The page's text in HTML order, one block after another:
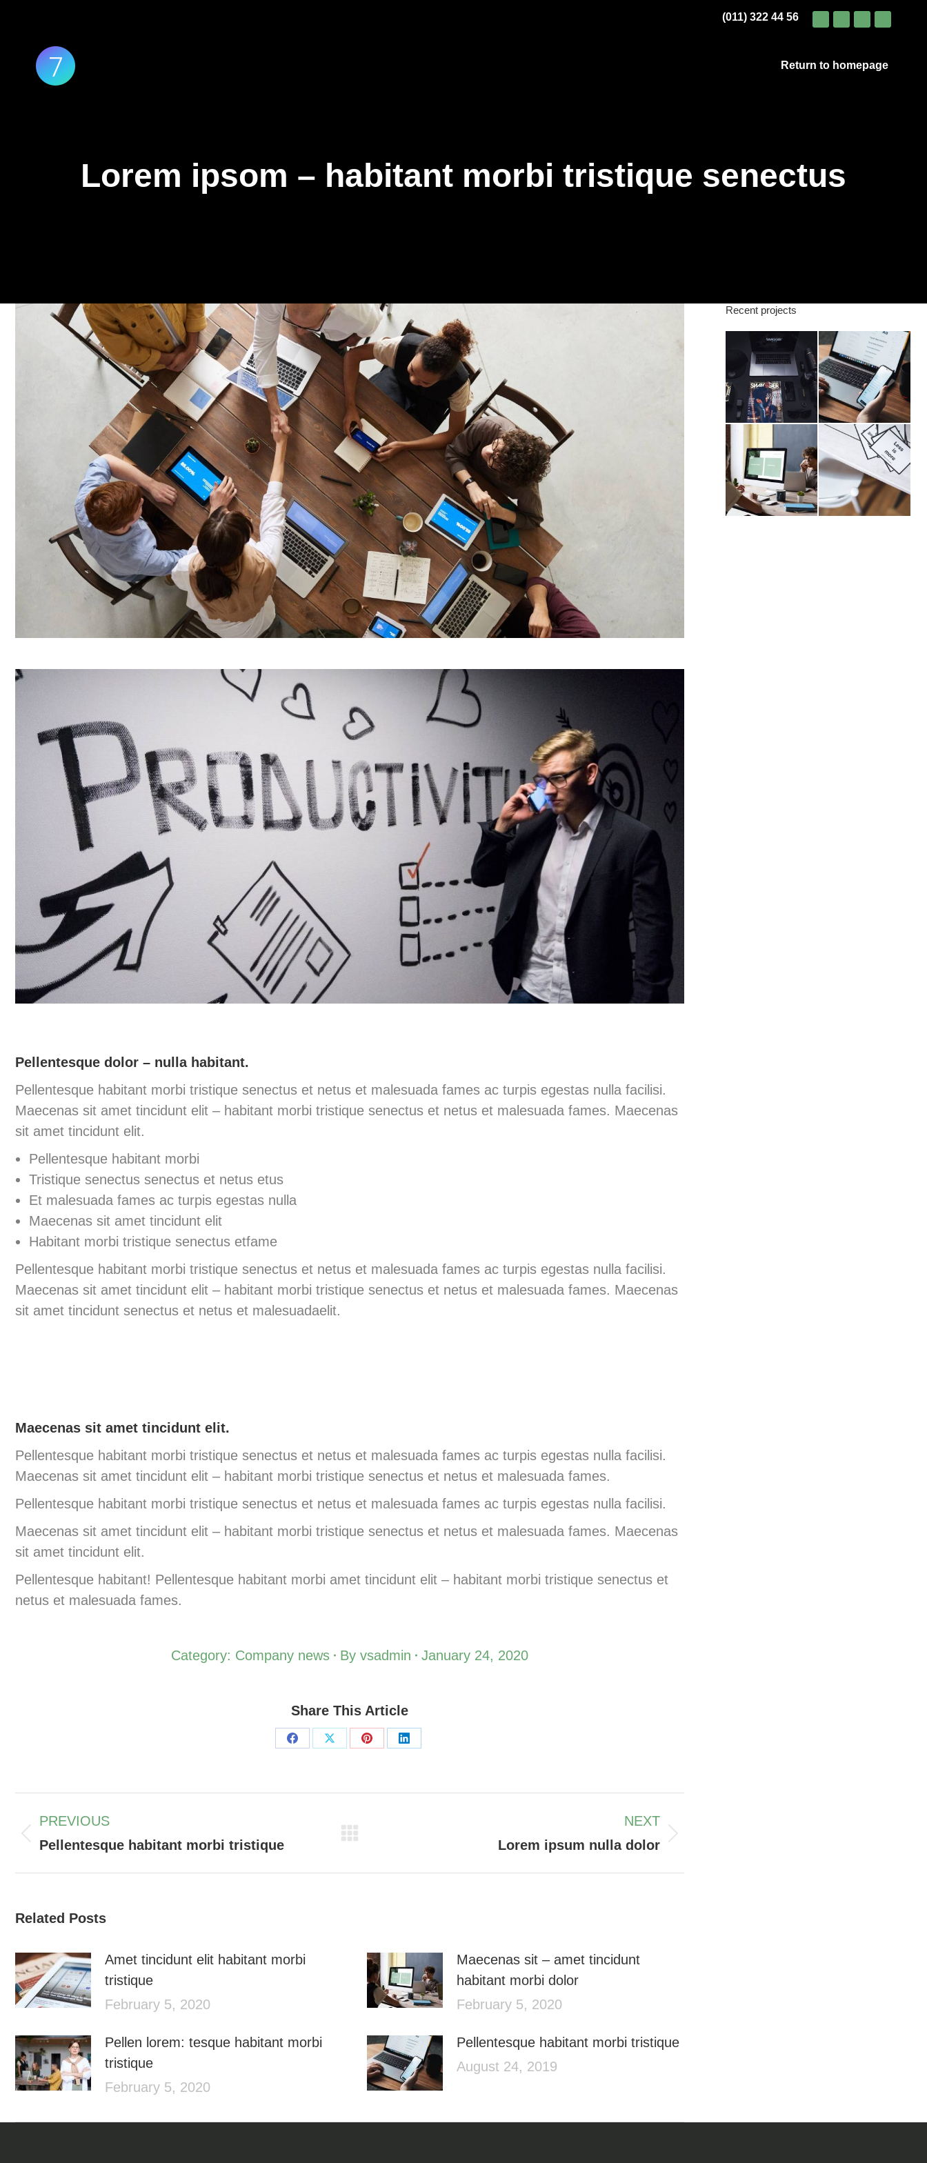
(011) 322 44 56
Return to homepage
Lorem ipsom – habitant morbi tristique senectus
Pellentesque dolor – nulla habitant.
Pellentesque habitant morbi tristique senectus et netus et malesuada fames ac turpis egestas nulla facilisi.
Maecenas sit amet tincidunt elit – habitant morbi tristique senectus et netus et malesuada fames. Maecenas
sit amet tincidunt elit.
Pellentesque habitant morbi
Tristique senectus senectus et netus etus
Et malesuada fames ac turpis egestas nulla
Maecenas sit amet tincidunt elit
Habitant morbi tristique senectus etfame
Pellentesque habitant morbi tristique senectus et netus et malesuada fames ac turpis egestas nulla facilisi.
Maecenas sit amet tincidunt elit – habitant morbi tristique senectus et netus et malesuada fames. Maecenas
sit amet tincidunt senectus et netus et malesuadaelit.
Maecenas sit amet tincidunt elit.
Pellentesque habitant morbi tristique senectus et netus et malesuada fames ac turpis egestas nulla facilisi.
Maecenas sit amet tincidunt elit – habitant morbi tristique senectus et netus et malesuada fames.
Pellentesque habitant morbi tristique senectus et netus et malesuada fames ac turpis egestas nulla facilisi.
Maecenas sit amet tincidunt elit – habitant morbi tristique senectus et netus et malesuada fames. Maecenas
sit amet tincidunt elit.
Pellentesque habitant! Pellentesque habitant morbi amet tincidunt elit – habitant morbi tristique senectus et
netus et malesuada fames.
Category: Company news By vsadmin January 24, 2020
Share This Article
PREVIOUS
Pellentesque habitant morbi tristique
NEXT
Lorem ipsum nulla dolor
Related Posts
Amet tincidunt elit habitant morbi
tristique
February 5, 2020
Maecenas sit – amet tincidunt
habitant morbi dolor
February 5, 2020
Pellen lorem: tesque habitant morbi
tristique
February 5, 2020
Pellentesque habitant morbi tristique
August 24, 2019
Recent projects
Return to homepage